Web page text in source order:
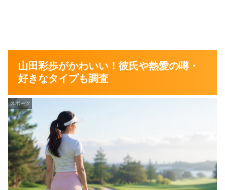
山田彩歩がかわいい！彼氏や熱愛の噂・
好きなタイプも調査
スポーツ